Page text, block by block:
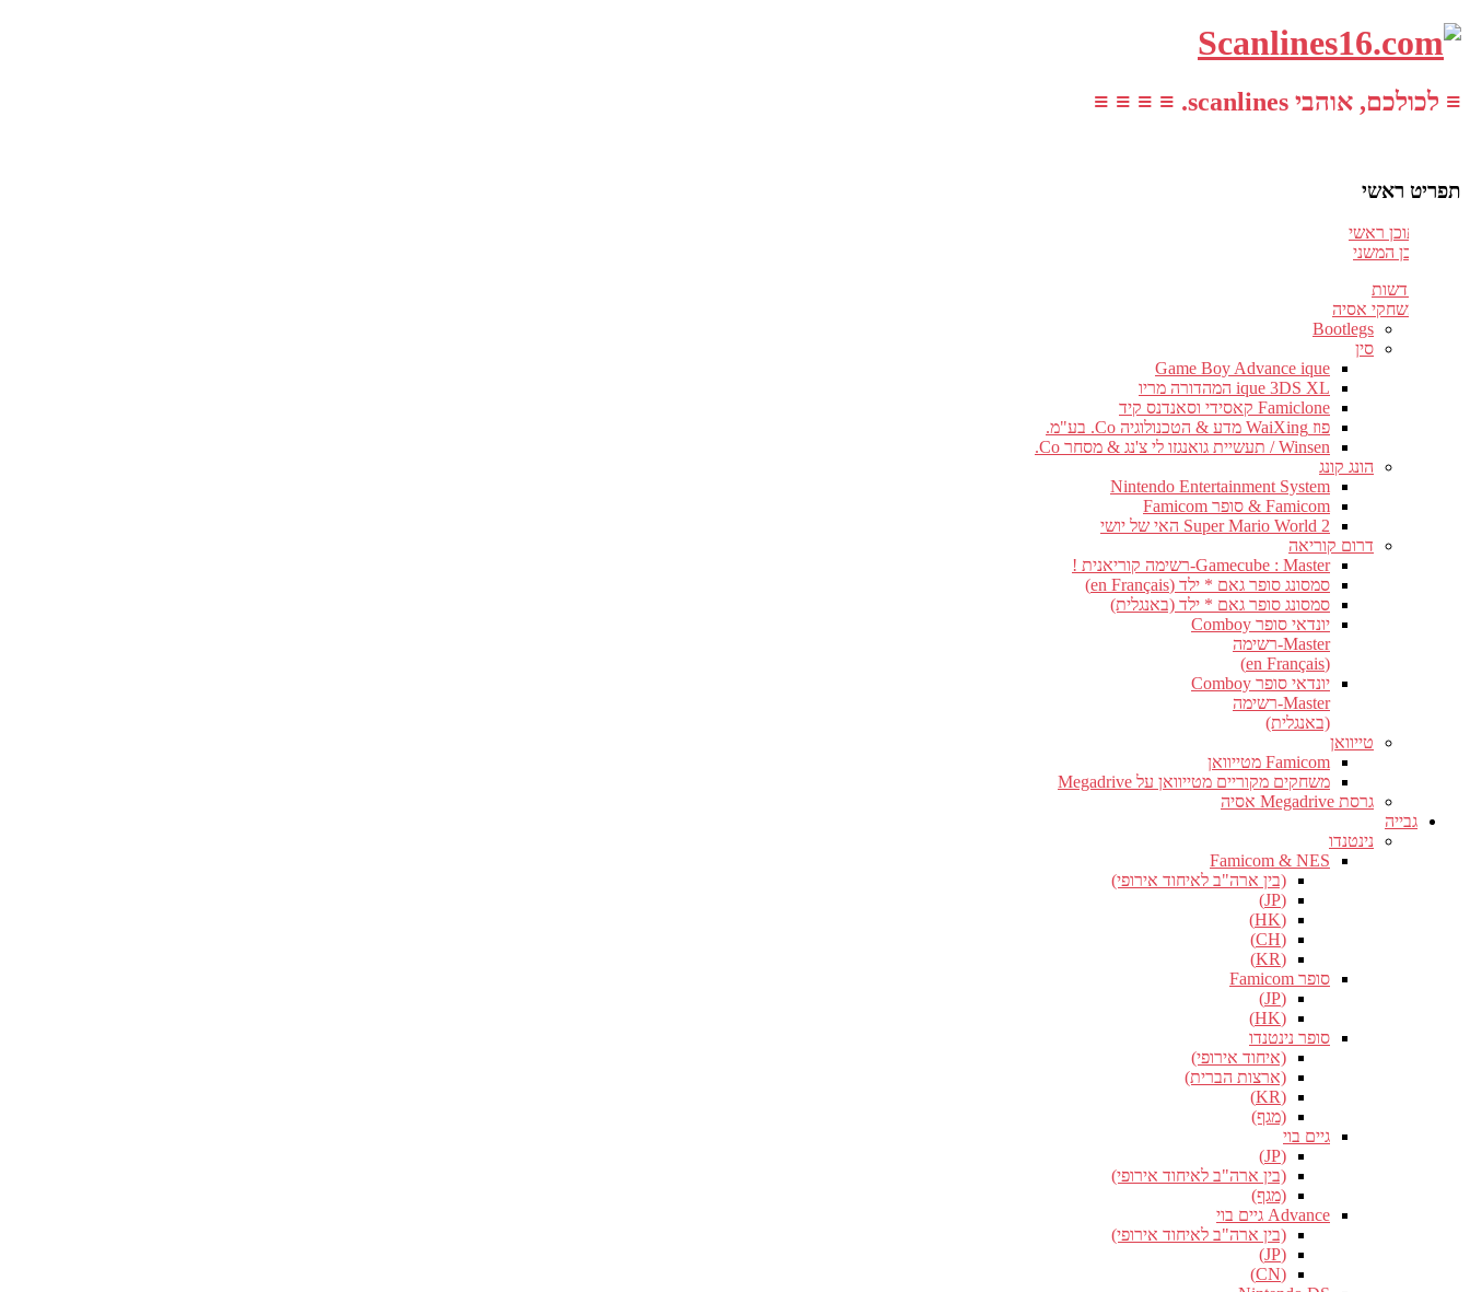
≡ לכולכם, אוהבי scanlines. ≡ ≡ ≡ ≡
תפריט ראשי
עבור לתוכן ראשי
דלג לתוכן המשני
חדשות
משחקי אסיה
Bootlegs
סין
Game Boy Advance ique
ique 3DS XL המהדורה מריו
Famiclone קאסידי וסאנדנס קיד
פוז WaiXing מדע & הטכנולוגיה Co. בע"מ.
Winsen / תעשיית גואנגזו לי צ'נג & מסחר Co.
הונג קונג
Nintendo Entertainment System
Famicom & סופר Famicom
Super Mario World 2 האי של יושי
דרום קוריאה
Gamecube : Master-רשימה קוריאנית !
סמסונג סופר גאם * ילד (en Français)
סמסונג סופר גאם * ילד (באנגלית)
יונדאי סופר Comboy
Master-רשימה
(en Français)
יונדאי סופר Comboy
Master-רשימה
(באנגלית)
טייוואן
Famicom מטייוואן
משחקים מקוריים מטייוואן על Megadrive
גרסת Megadrive אסיה
גבייה
נינטנדו
Famicom & NES
(בין ארה"ב לאיחוד אירופי)
(JP)
(HK)
(CH)
(KR)
סופר Famicom
(JP)
(HK)
סופר נינטנדו
(איחוד אירופי)
(ארצות הברית)
(KR)
(מגף)
גיים בוי
(JP)
(בין ארה"ב לאיחוד אירופי)
(מגף)
Advance גיים בוי
(בין ארה"ב לאיחוד אירופי)
(JP)
(CN)